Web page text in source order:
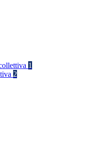
1
2